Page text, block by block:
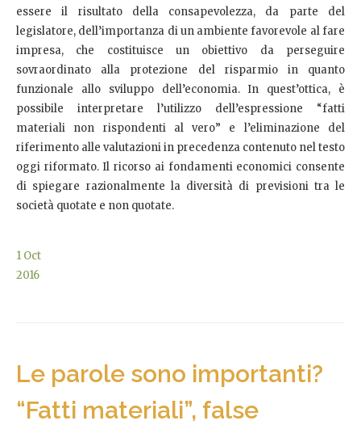
essere il risultato della consapevolezza, da parte del
legislatore, dell’importanza di un ambiente favorevole al fare
impresa, che costituisce un obiettivo da perseguire
sovraordinato alla protezione del risparmio in quanto
funzionale allo sviluppo dell’economia. In quest’ottica, è
possibile interpretare l’utilizzo dell’espressione “fatti
materiali non rispondenti al vero” e l’eliminazione del
riferimento alle valutazioni in precedenza contenuto nel testo
oggi riformato. Il ricorso ai fondamenti economici consente
di spiegare razionalmente la diversità di previsioni tra le
società quotate e non quotate.
1 Oct
2016
Le parole sono importanti?
“Fatti materiali”, false